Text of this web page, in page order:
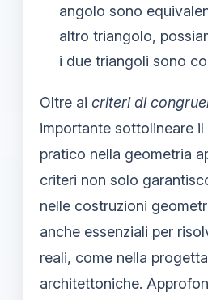
angolo sono
altro triangolo,
i due triangoli sono
Oltre ai criteri di
importante sottolineare
pratico nella geometria
criteri non solo
nelle costruzioni
anche essenziali per
reali, come nella
architettoniche.